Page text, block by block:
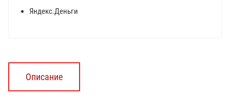
Яндекс.Деньги
Описание